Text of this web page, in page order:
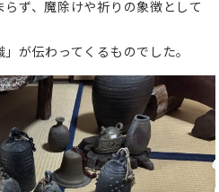
ず、魔除けや祈りの象徴として
が伝わってくるものでした。